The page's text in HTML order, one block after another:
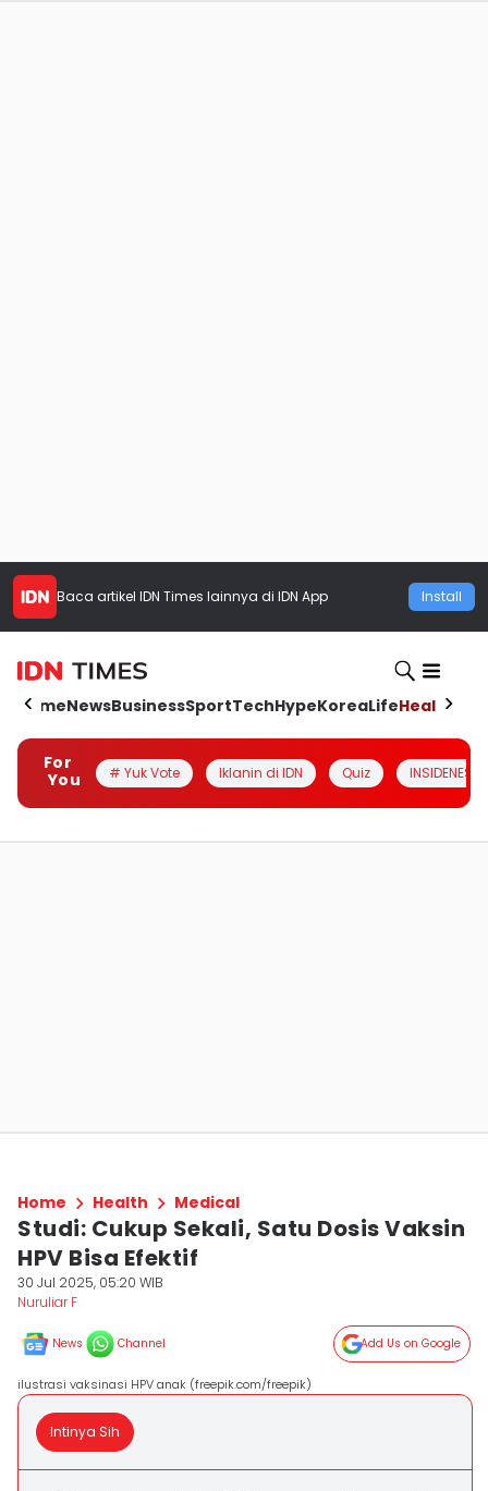
Baca artikel IDN Times lainnya di IDN App Install
HomeNewsBusinessSportTechHypeKoreaLifeHealth
For
You
# Yuk Vote Iklanin di IDN Quiz INSIDENESIA
Home Health Medical
Studi: Cukup Sekali, Satu Dosis Vaksin
HPV Bisa Efektif
30 Jul 2025, 05:20 WIB
Nuruliar F
News Channel Add Us on Google
ilustrasi vaksinasi HPV anak (freepik.com/freepik)
Intinya Sih